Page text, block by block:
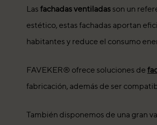
Las fachadas ventiladas son un
estético, estas fachadas aportan
habitantes y reduce el consumo
FAVEKER® ofrece soluciones de
fabricación, además de ser
También disponemos de una gran